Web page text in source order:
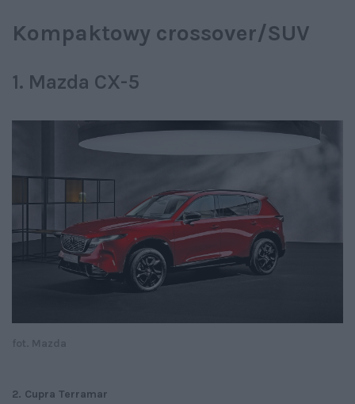
Kompaktowy crossover/SUV
1. Mazda CX-5
2. Cupra Terramar